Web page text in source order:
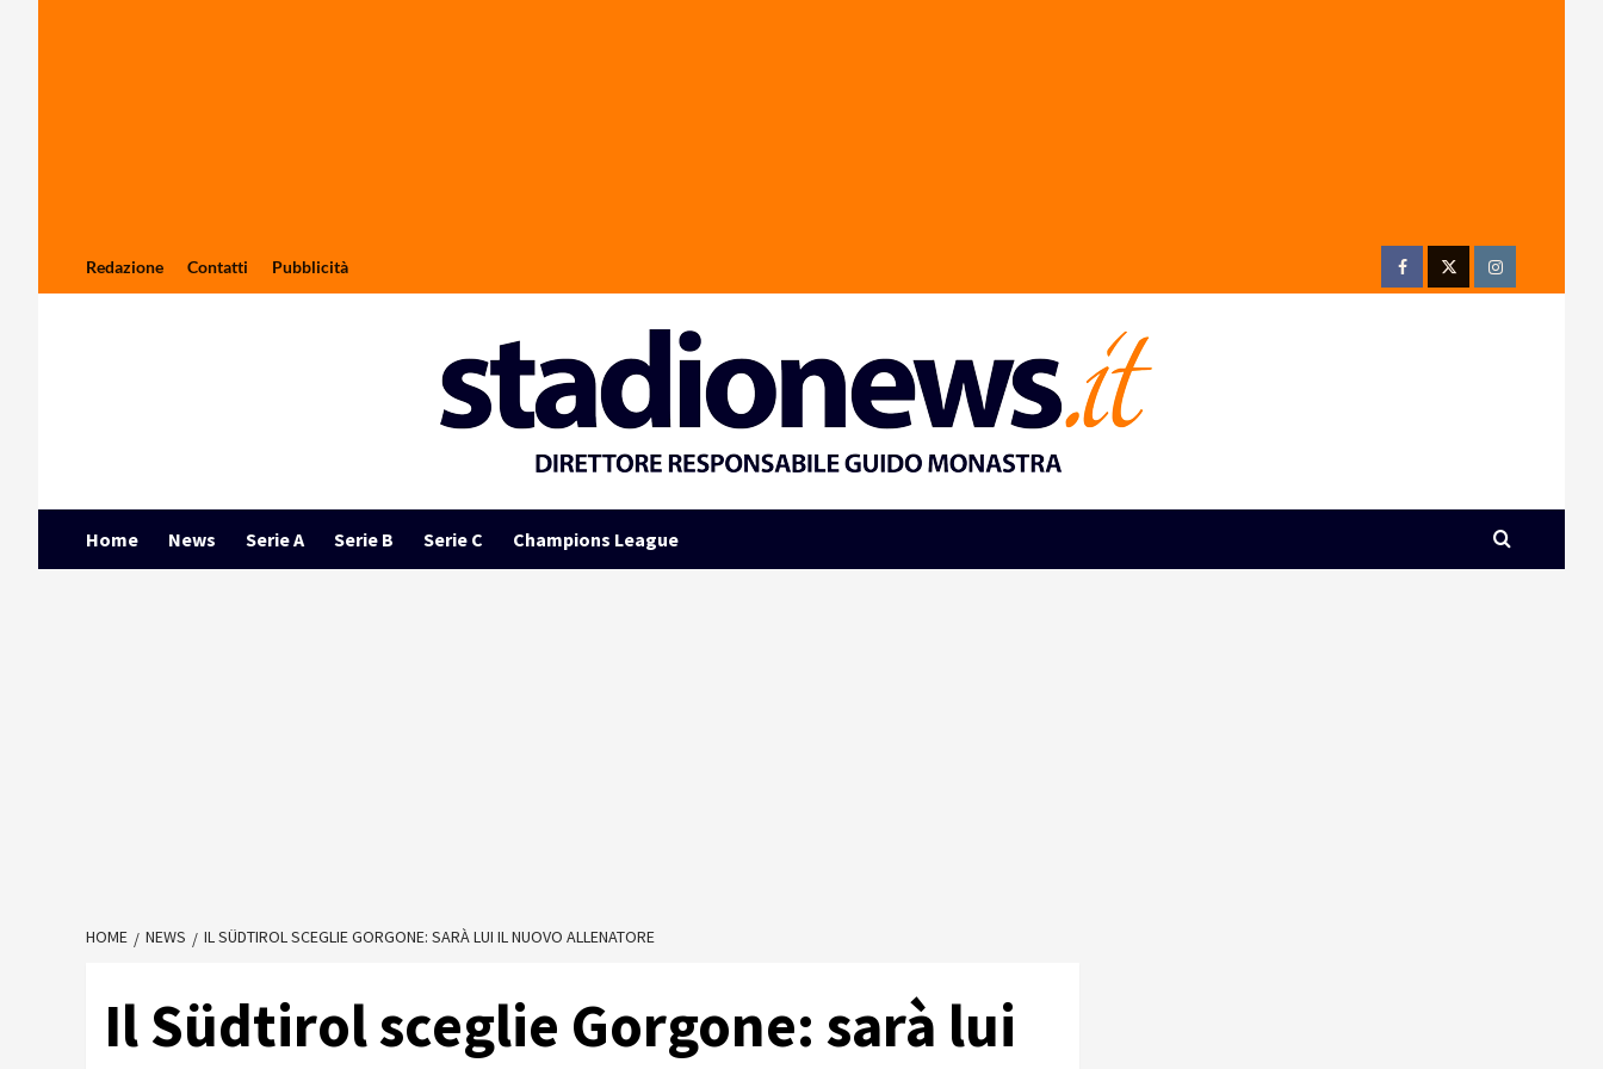
Redazione Contatti Pubblicità
FacebookTwitterInstagram
Home News Serie A Serie B Serie C Champions League
HOME NEWS IL SÜDTIROL SCEGLIE GORGONE: SARÀ LUI IL NUOVO ALLENATORE
Il Südtirol sceglie Gorgone: sarà lui